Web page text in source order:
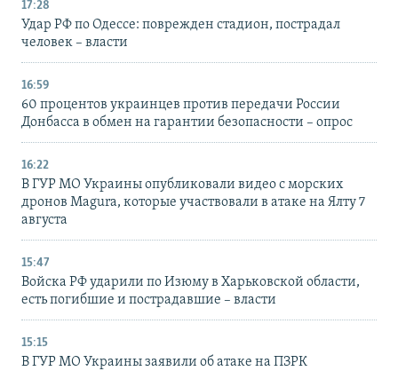
17:28
Удар РФ по Одессе: поврежден стадион, пострадал
человек – власти
16:59
60 процентов украинцев против передачи России
Донбасса в обмен на гарантии безопасности – опрос
16:22
В ГУР МО Украины опубликовали видео с морских
дронов Magura, которые участвовали в атаке на Ялту 7
августа
15:47
Войска РФ ударили по Изюму в Харьковской области,
есть погибшие и пострадавшие – власти
15:15
В ГУР МО Украины заявили об атаке на ПЗРК